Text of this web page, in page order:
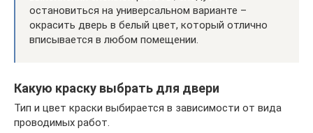
остановиться на универсальном варианте –
окрасить дверь в белый цвет, который отлично
вписывается в любом помещении.
Какую краску выбрать для двери
Тип и цвет краски выбирается в зависимости от вида
проводимых работ.